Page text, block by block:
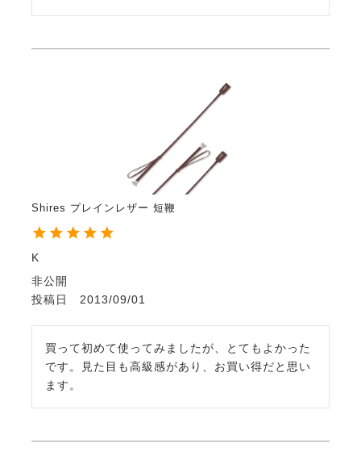
Shires プレインレザー 短鞭
K
非公開
投稿日
2013/09/01
買って初めて使ってみましたが、とてもよかった
です。見た目も高級感があり、お買い得だと思い
ます。